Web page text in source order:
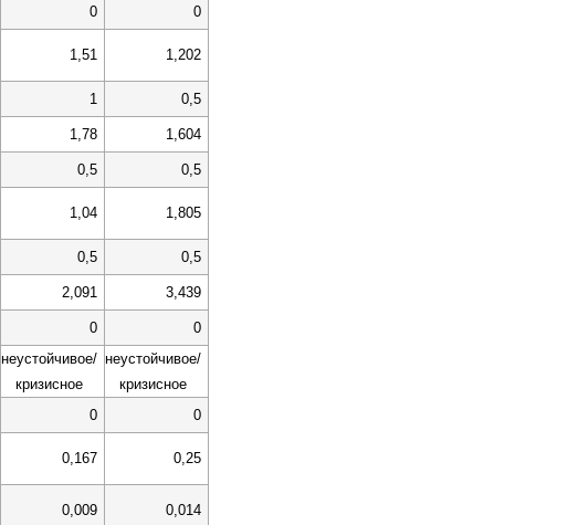
0 0
1,51 1,202
1 0,5
1,78 1,604
0,5 0,5
1,04 1,805
0,5 0,5
2,091 3,439
0 0
неустойчивое/
кризисное
неустойчивое/
кризисное
0 0
0,167 0,25
0,009 0,014